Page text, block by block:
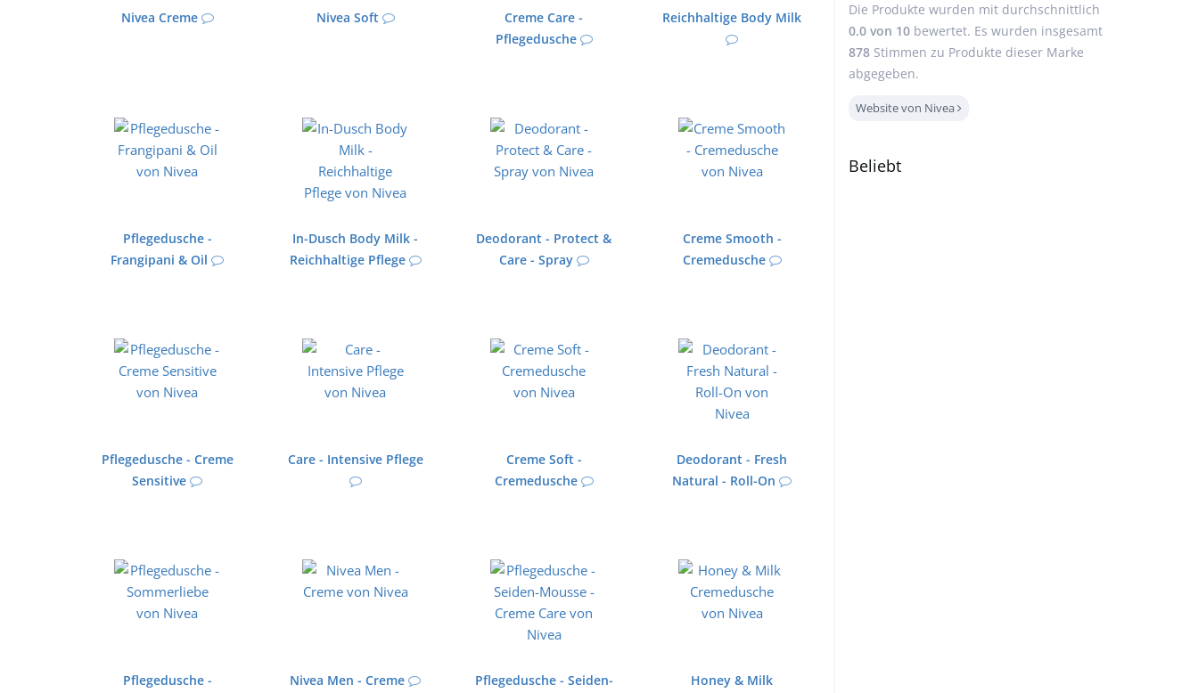
Nivea Creme Nivea Soft
Creme Care -
Pflegedusche
Reichhaltige Body Milk
Pflegedusche -
Frangipani & Oil
In-Dusch Body Milk -
Reichhaltige Pflege
Deodorant - Protect &
Care - Spray
Creme Smooth -
Cremedusche
Pflegedusche - Creme
Sensitive
Care - Intensive Pflege
Creme Soft -
Cremedusche
Deodorant - Fresh
Natural - Roll-On
Pflegedusche - Nivea Men - Creme Pflegedusche - Seiden- Honey & Milk
Die Produkte wurden mit durchschnittlich
0.0 von 10 bewertet. Es wurden insgesamt
878 Stimmen zu Produkte dieser Marke
abgegeben.
Website von Nivea
Beliebt